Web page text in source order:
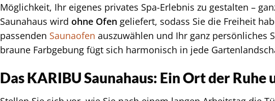
Möglichkeit, Ihr eigenes privates Spa-Erlebnis zu gestalten –
Saunahaus wird ohne Ofen geliefert, sodass Sie die Freiheit
passenden Saunaofen auszuwählen und Ihr ganz persönliches
braune Farbgebung fügt sich harmonisch in jede
Das KARIBU Saunahaus: Ein Ort der Ruhe